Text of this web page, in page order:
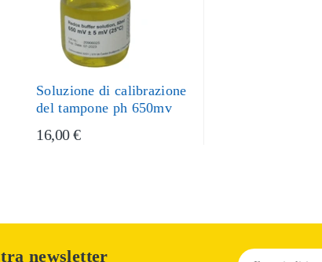
Soluzione di calibrazione
del tampone ph 650mv
16,00 €
newsletter